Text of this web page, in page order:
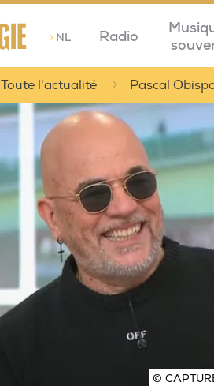
>NL Radio
Toute l'actualité Pascal
©